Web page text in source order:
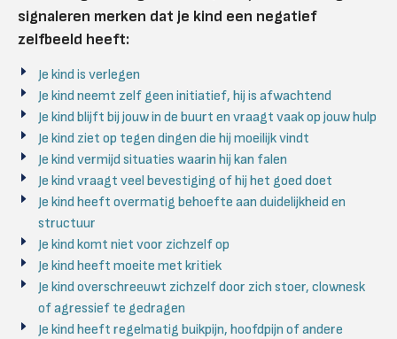
signaleren merken dat je kind een negatief
zelfbeeld heeft:
Je kind is verlegen
Je kind neemt zelf geen initiatief, hij is afwachtend
Je kind blijft bij jouw in de buurt en vraagt vaak op jouw hulp
Je kind ziet op tegen dingen die hij moeilijk vindt
Je kind vermijd situaties waarin hij kan falen
Je kind vraagt veel bevestiging of hij het goed doet
Je kind heeft overmatig behoefte aan duidelijkheid en
structuur
Je kind komt niet voor zichzelf op
Je kind heeft moeite met kritiek
Je kind overschreeuwt zichzelf door zich stoer, clownesk
of agressief te gedragen
Je kind heeft regelmatig buikpijn, hoofdpijn of andere